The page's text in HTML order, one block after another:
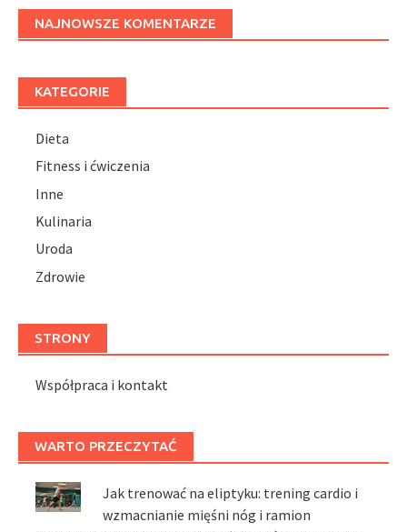
NAJNOWSZE KOMENTARZE
KATEGORIE
Dieta
Fitness i ćwiczenia
Inne
Kulinaria
Uroda
Zdrowie
STRONY
Współpraca i kontakt
WARTO PRZECZYTAĆ
Jak trenować na eliptyku: trening cardio i
wzmacnianie mięśni nóg i ramion